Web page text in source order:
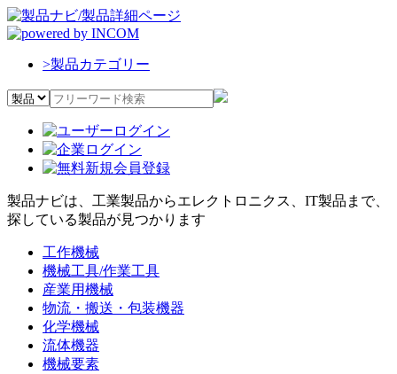
>製品カテゴリー
製品ナビは、工業製品からエレクトロニクス、IT製品まで、
探している製品が見つかります
工作機械
機械工具/作業工具
産業用機械
物流・搬送・包装機器
化学機械
流体機器
機械要素